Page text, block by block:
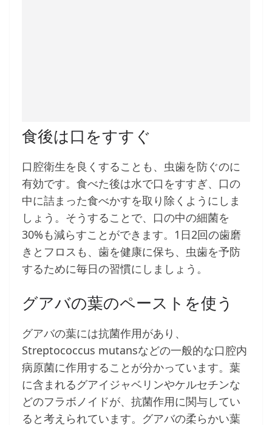
食後は口をすすぐ
口腔衛生を良くすることも、虫歯を防ぐのに
有効です。食べた後は水で口をすすぎ、口の
中に詰まった食べかすを取り除くようにしま
しょう。そうすることで、口の中の細菌を
30%も減らすことができます。1日2回の歯磨
きとフロスも、歯を健康に保ち、虫歯を予防
するために毎日の習慣にしましょう。
グアバの葉のペーストを使う
グアバの葉には抗菌作用があり、
Streptococcus mutansなどの一般的な口腔内
病原菌に作用することが分かっています。葉
に含まれるグアイジャベリンやケルセチンな
どのフラボノイドが、抗菌作用に関与してい
ると考えられています。グアバの柔らかい葉